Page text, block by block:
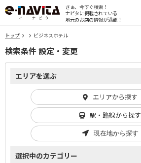
さぁ、今すぐ検索！
ナビタに掲載されている
地元のお店の情報が満載！
トップ ビジネスホテル
検索条件 設定・変更
エリアを選ぶ
エリアから探す
駅・路線から探す
現在地から探す
選択中のカテゴリー